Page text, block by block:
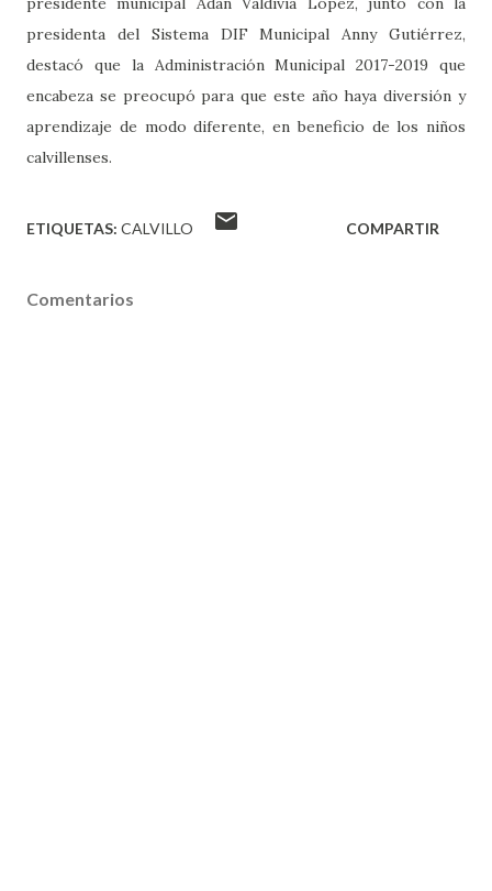
presidenta del Sistema DIF Municipal Anny Gutiérrez,
destacó que la Administración Municipal 2017-2019 que
encabeza se preocupó para que este año haya diversión y
aprendizaje de modo diferente, en beneficio de los niños
calvillenses.
ETIQUETAS: CALVILLO COMPARTIR
Comentarios